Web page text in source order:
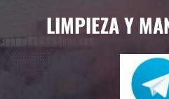
contenido
LIMPIEZA Y